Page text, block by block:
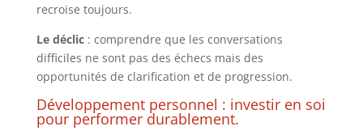
recroise toujours.
Le déclic: comprendre que les conversations
difficiles ne sont pas des échecs mais des
opportunités de clarification et de progression.
Développement personnel : investir en soi
pour performer durablement.